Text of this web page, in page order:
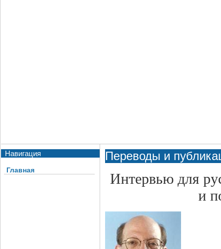
Навигация
Главная
Переводы и
Интервью для
и